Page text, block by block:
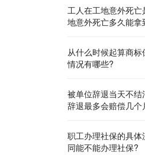
工人在工地意外死
地意外死亡多久能拿
从什么时候起算商
情况有哪些?
被单位辞退当天不
辞退最多会赔偿几个
职工办理社保的具
同能不能办理社保?